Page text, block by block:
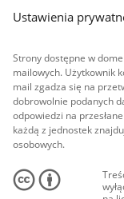
Ustawienia
Strony dostępne w
mailowych. Użytkownik
mail zgadza się na
dobrowolnie podanych
odpowiedzi na
każdą z jednostek
osobowych.